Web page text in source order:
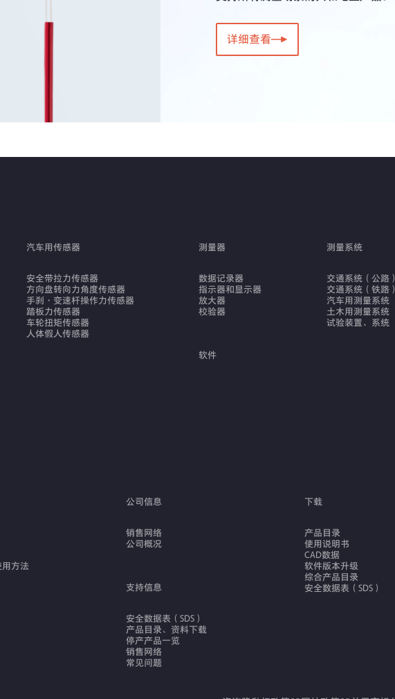
详细查看
汽车用传感器
安全带拉力传感器
方向盘转向力角度传感器
手刹・变速杆操作力传感器
踏板力传感器
车轮扭矩传感器
人体假人传感器
测量器
数据记录器
指示器和显示器
放大器
校验器
软件
测量系统
交通系统（公路）
交通系统（铁路）
汽车用测量系统
土木用测量系统
试验装置、系统
用方法
公司信息
销售网络
公司概况
支持信息
安全数据表（SDS）
产品目录、资料下载
停产产品一览
销售网络
常见问题
下载
产品目录
使用说明书
CAD数据
软件版本升级
综合产品目录
安全数据表（SDS）